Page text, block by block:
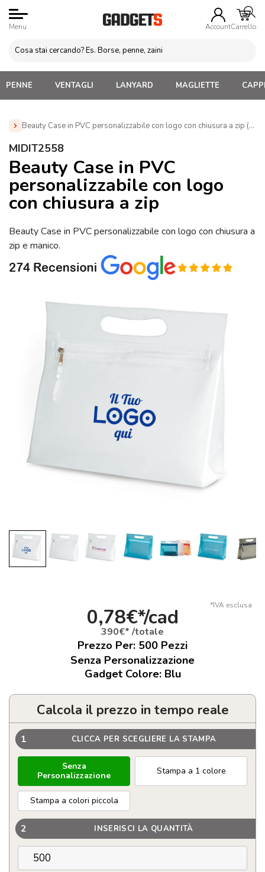
Menu AccountCarrello
PENNE VENTAGLI LANYARD MAGLIETTE
Beauty Case in PVC personalizzabile con logo con chiusura a zip
Home » Beauty Case e Porta Trucco Personalizzati
personalizzabile con logo con chiusura a zip (MIDIT2558)
MIDIT2558
Beauty Case in PVC
personalizzabile con logo
con chiusura a zip
Beauty Case in PVC personalizzabile con logo con chiusura a
zip e manico.
*IVA esclusa
0,78€*/cad
390€* /totale
Prezzo Per: 500 Pezzi
Senza Personalizzazione
Gadget Colore: Blu
Calcola il prezzo in tempo reale
1 CLICCA PER SCEGLIERE LA STAMPA
Senza
Personalizzazione
Stampa a 1 colore
Stampa a colori piccola
2 INSERISCI LA QUANTITÀ